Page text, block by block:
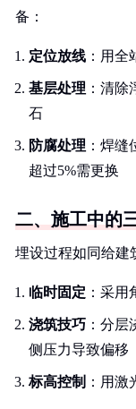
备：
定位放线 ：用
基层处理 ：清
石
防腐处理 ：焊
超过5%需更换
二、施工中的
埋设过程如同给建
临时固定 ：采
浇筑技巧 ：分
侧压力导致偏移
标高控制 ：用